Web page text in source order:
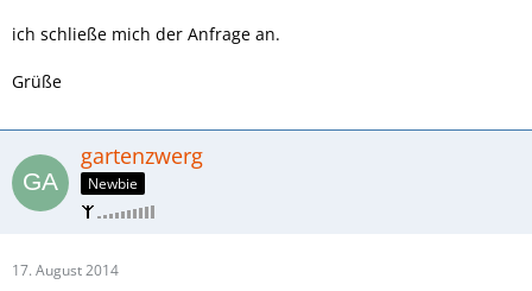
ich schließe mich der Anfrage an.
Grüße
gartenzwerg
Newbie
17. August 2014